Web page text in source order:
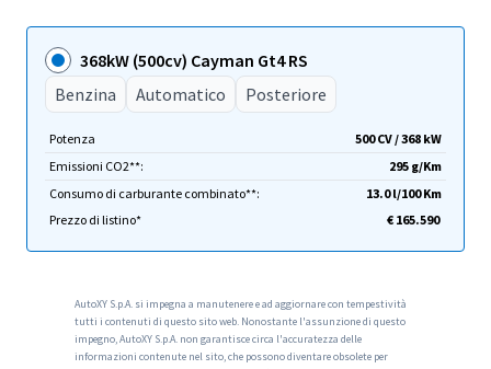
368kW (500cv) Cayman Gt4 RS
Benzina
Automatico Posteriore
Potenza
500 CV / 368 kW
Emissioni CO2**:
295 g/Km
Consumo di carburante combinato**:
13.0 l/100 Km
Prezzo di listino*
€ 165.590
AutoXY S.p.A. si impegna a manutenere e ad aggiornare con tempestività
tutti i contenuti di questo sito web. Nonostante l'assunzione di questo
impegno, AutoXY S.p.A. non garantisce circa l'accuratezza delle
informazioni contenute nel sito, che possono diventare obsolete per